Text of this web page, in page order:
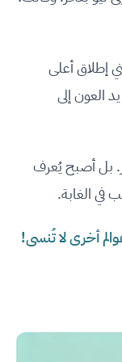
إطلاق أعلى
العون إلى
بل أصبح يُعرف
الغابة.